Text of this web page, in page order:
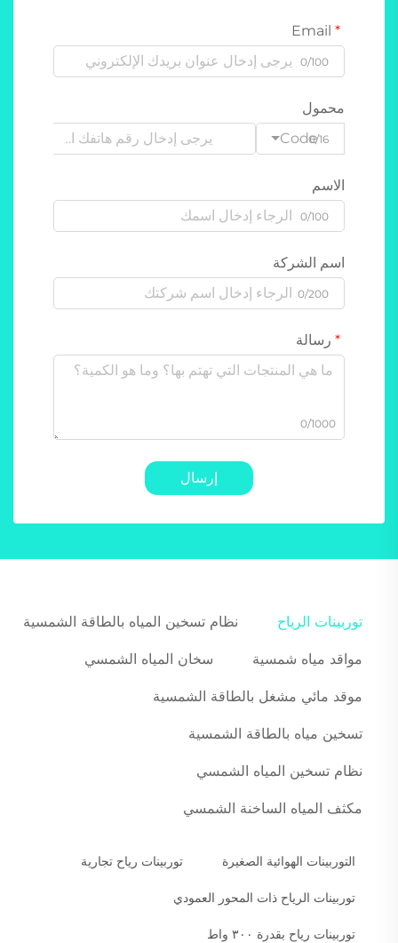
0/100
محمول
Code0/16
الاسم
0/100
اسم الشركة
0/200
رسالة
0/1000
إرسال
توربينات الرياح نظام تسخين المياه بالطاقة الشمسية
مواقد مياه شمسية سخان المياه الشمسي
موقد مائي مشغل بالطاقة الشمسية
تسخين مياه بالطاقة الشمسية
نظام تسخين المياه الشمسي
مكثف المياه الساخنة الشمسي
التوربينات الهوائية الصغيرة توربينات رياح تجارية
توربينات الرياح ذات المحور العمودي
توربينات رياح بقدرة ٣٠٠ واط